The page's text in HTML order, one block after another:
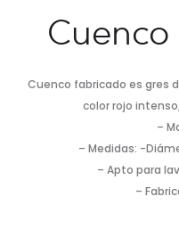
Cuenco fabricado es gres
color rojo
–
– Medidas: -
– Apto para
–